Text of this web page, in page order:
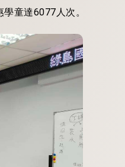
童達6077人次。